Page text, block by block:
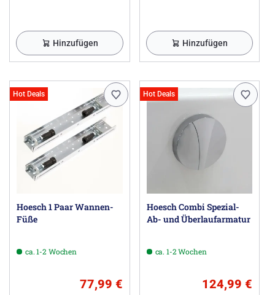
Hinzufügen Hinzufügen
Hot Deals
Hoesch 1 Paar Wannen-
Füße
ca. 1-2 Wochen
77,99 €
Hot Deals
Hoesch Combi Spezial-
Ab- und Überlaufarmatur
ca. 1-2 Wochen
124,99 €